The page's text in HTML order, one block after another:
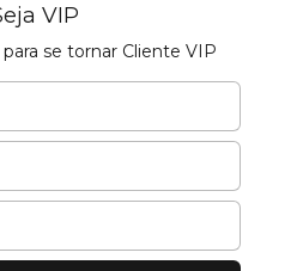
VIP
se tornar Cliente VIP